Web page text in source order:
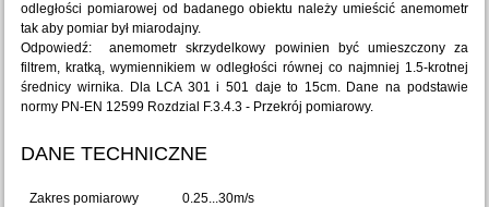
odległości pomiarowej od badanego obiektu należy umieścić anemometr
tak aby pomiar był miarodajny.
Odpowiedź: anemometr skrzydelkowy powinien być umieszczony za
filtrem, kratką, wymiennikiem w odległości równej co najmniej 1.5-krotnej
średnicy wirnika. Dla LCA 301 i 501 daje to 15cm. Dane na podstawie
normy PN-EN 12599 Rozdzial F.3.4.3 - Przekrój pomiarowy.
DANE TECHNICZNE
Zakres pomiarowy
0.25...30m/s